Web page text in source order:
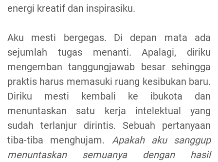
energi kreatif dan inspirasiku.
Aku mesti bergegas. Di depan mata ada
sejumlah tugas menanti. Apalagi, diriku
mengemban tanggungjawab besar sehingga
praktis harus memasuki ruang kesibukan baru.
Diriku mesti kembali ke ibukota dan
menuntaskan satu kerja intelektual yang
sudah terlanjur dirintis. Sebuah pertanyaan
tiba-tiba menghujam. Apakah aku sanggup
menuntaskan semuanya dengan hasil